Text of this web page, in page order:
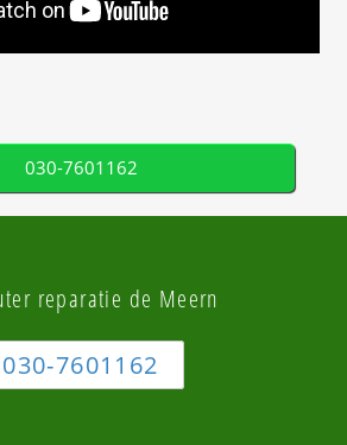
030-7601162
reparatie de Meern
030-7601162